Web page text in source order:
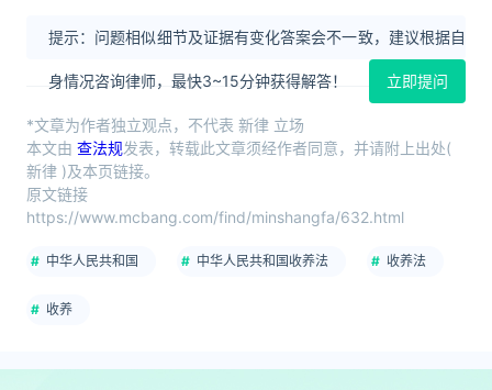
提示：问题相似细节及证据有变化答案会不一致，建议根据自
身情况咨询律师，最快3~15分钟获得解答！ 立即提问
*文章为作者独立观点，不代表 新律 立场
本文由 查法规发表，转载此文章须经作者同意，并请附上出处(
新律 )及本页链接。
原文链接
https://www.mcbang.com/find/minshangfa/632.html
中华人民共和国 中华人民共和国收养法 收养法
收养